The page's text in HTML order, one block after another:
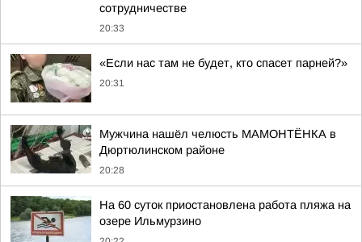
сотрудничестве
20:33
«Если нас там не будет, кто спасет парней?»
20:31
Мужчина нашёл челюсть МАМОНТЁНКА в
Дюртюлинском районе
20:28
На 60 суток приостановлена работа пляжа на
озере Ильмурзино